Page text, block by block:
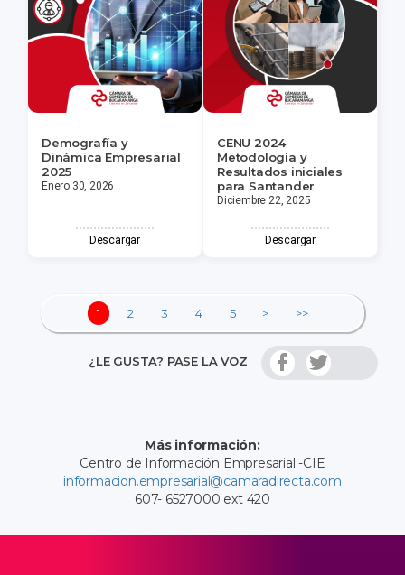
Demografía y
Dinámica Empresarial
2025
Enero 30, 2026
Descargar
CENU 2024
Metodología y
Resultados iniciales
para Santander
Diciembre 22, 2025
Descargar
1 2 3 4 5 > >>
¿LE GUSTA? PASE LA VOZ
Más información:
Centro de Información Empresarial -CIE
informacion.empresarial@camaradirecta.com
607- 6527000 ext 420